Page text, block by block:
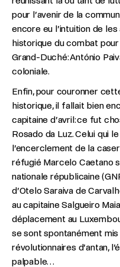
pour l’avenir de la
encore eu l’intuition de
historique du combat
Grand-Duché: António
coloniale.
Enfin, pour couronner
historique, il fallait bien
capitaine d’avril: ce fut
Rosado da Luz. Celui qui
l’encerclement de la
réfugié Marcelo Caetano
nationale républicaine
d’Otelo Saraiva de
au capitaine Salgueiro
déplacement au
se sont spontanément
révolutionnaires d’antan,
palpable…